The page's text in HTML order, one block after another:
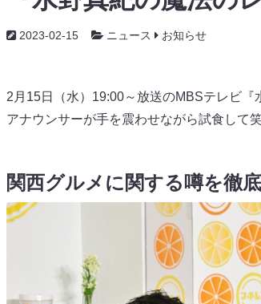
2023-02-15 ニュース お知らせ
2月15日（水）19:00～放送のMBSテレビ
アナウンサーが手を震わせながら試食して
関西グルメに関する噂を徹底